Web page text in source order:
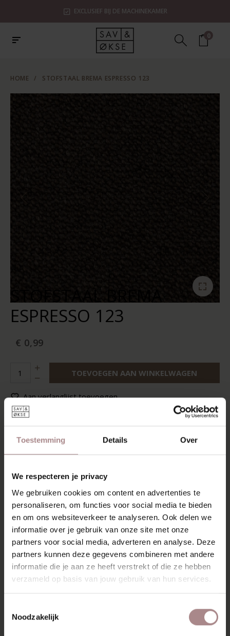
Toestemming Details Over
We respecteren je privacy
We gebruiken cookies om content en advertenties te
personaliseren, om functies voor social media te bieden
en om ons websiteverkeer te analyseren. Ook delen we
informatie over je gebruik van onze site met onze
partners voor social media, adverteren en analyse. Deze
partners kunnen deze gegevens combineren met andere
informatie die je aan ze heeft verstrekt of die ze hebben
verzameld op basis van jouw gebruik van hun services.
Noodzakelijk
EXCLUSIEF BIJ DE MACHINEKAMER
0
HOME / STOFSTAAL BREMA ESPRESSO 123
STOFSTAAL BREMA
ESPRESSO 123
€ 0,99
TOEVOEGEN AAN WINKELWAGEN
Aan verlanglijst toevoegen
Op voorraad:
Levertijd: 2-5 werkdagen
RECENT BEKEKEN
STOFSTAAL BREMA